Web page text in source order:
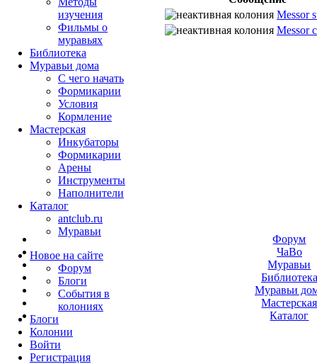
Messor
Messor
изучения
Фильмы о
муравьях
Библиотека
Муравьи дома
С чего начать
Формикарии
Условия
Кормление
Мастерская
Инкубаторы
Формикарии
Арены
Инструменты
Наполнители
Каталог
antclub.ru
Муравьи
Новое на сайте
Форум
Блоги
События в
колониях
Блоги
Колонии
Войти
Peгиcтpaция
Форум
ЧаВо
Муравьи
Библиотека
Муравьи
Мастерская
Каталог